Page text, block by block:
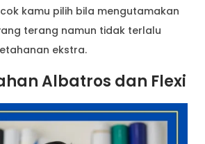
kamu pilih bila mengutamakan
terang namun tidak terlalu
ekstra.
Albatros dan Flexi